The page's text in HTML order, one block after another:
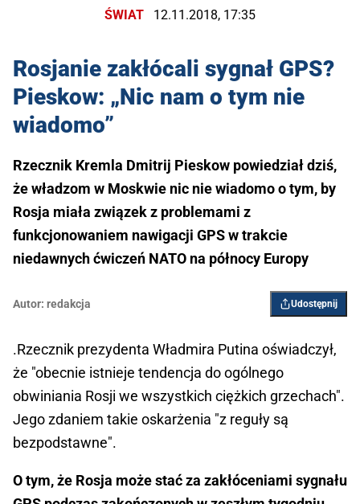
ŚWIAT 12.11.2018, 17:35
Rosjanie zakłócali sygnał GPS?
Pieskow: „Nic nam o tym nie
wiadomo”
Rzecznik Kremla Dmitrij Pieskow powiedział dziś,
że władzom w Moskwie nic nie wiadomo o tym, by
Rosja miała związek z problemami z
funkcjonowaniem nawigacji GPS w trakcie
niedawnych ćwiczeń NATO na północy Europy
Autor: redakcja Udostępnij
.Rzecznik prezydenta Władmira Putina oświadczył,
że "obecnie istnieje tendencja do ogólnego
obwiniania Rosji we wszystkich ciężkich grzechach".
Jego zdaniem takie oskarżenia "z reguły są
bezpodstawne".
O tym, że Rosja może stać za zakłóceniami sygnału